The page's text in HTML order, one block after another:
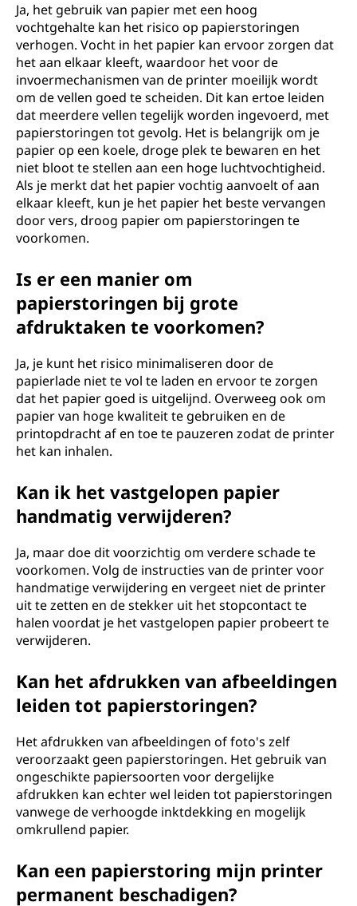
Ja, het gebruik van papier met een hoog
vochtgehalte kan het risico op papierstoringen
verhogen. Vocht in het papier kan ervoor zorgen dat
het aan elkaar kleeft, waardoor het voor de
invoermechanismen van de printer moeilijk wordt
om de vellen goed te scheiden. Dit kan ertoe leiden
dat meerdere vellen tegelijk worden ingevoerd, met
papierstoringen tot gevolg. Het is belangrijk om je
papier op een koele, droge plek te bewaren en het
niet bloot te stellen aan een hoge luchtvochtigheid.
Als je merkt dat het papier vochtig aanvoelt of aan
elkaar kleeft, kun je het papier het beste vervangen
door vers, droog papier om papierstoringen te
voorkomen.
Is er een manier om
papierstoringen bij grote
afdruktaken te voorkomen?
Ja, je kunt het risico minimaliseren door de
papierlade niet te vol te laden en ervoor te zorgen
dat het papier goed is uitgelijnd. Overweeg ook om
papier van hoge kwaliteit te gebruiken en de
printopdracht af en toe te pauzeren zodat de printer
het kan inhalen.
Kan ik het vastgelopen papier
handmatig verwijderen?
Ja, maar doe dit voorzichtig om verdere schade te
voorkomen. Volg de instructies van de printer voor
handmatige verwijdering en vergeet niet de printer
uit te zetten en de stekker uit het stopcontact te
halen voordat je het vastgelopen papier probeert te
verwijderen.
Kan het afdrukken van afbeeldingen
leiden tot papierstoringen?
Het afdrukken van afbeeldingen of foto's zelf
veroorzaakt geen papierstoringen. Het gebruik van
ongeschikte papiersoorten voor dergelijke
afdrukken kan echter wel leiden tot papierstoringen
vanwege de verhoogde inktdekking en mogelijk
omkrullend papier.
Kan een papierstoring mijn printer
permanent beschadigen?